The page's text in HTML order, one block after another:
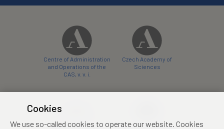
Centre of Administration
and Operations of the
CAS, v. v. i.
Czech Academy of
Sciences
Cookies
We use so-called cookies to operate our website. Cookies